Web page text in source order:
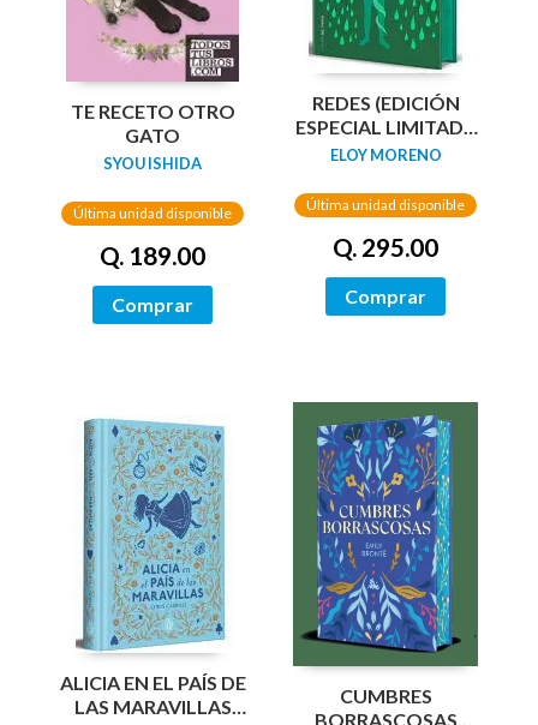
TE RECETO OTRO
GATO
SYOU ISHIDA
Última unidad disponible
Q. 189.00
Comprar
REDES (EDICIÓN
ESPECIAL LIMITADA
GUARDAS DRAGÓN)
ELOY MORENO
Última unidad disponible
Q. 295.00
Comprar
ALICIA EN EL PAÍS DE
LAS MARAVILLAS
CUMBRES
BORRASCOSAS